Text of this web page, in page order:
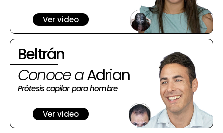
Ver video
Beltrán
Conoce aAdrian
Prótesis capilar para hombre
Ver video